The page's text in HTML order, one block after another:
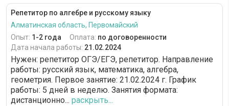
Репетитор по алгебре и русскому языку
Алматинская область, Первомайский
Опыт: 1-2 года Оплата: по договоренности
Дата начала работы: 21.02.2024
Нужен: репетитор ОГЭ/ЕГЭ, репетитор. Направление
работы: русский язык, математика, алгебра,
геометрия. Первое занятие: 21.02.2024 г. График
работы: 5 дней в неделю. Занятия формата:
дистанционно... раскрыть...